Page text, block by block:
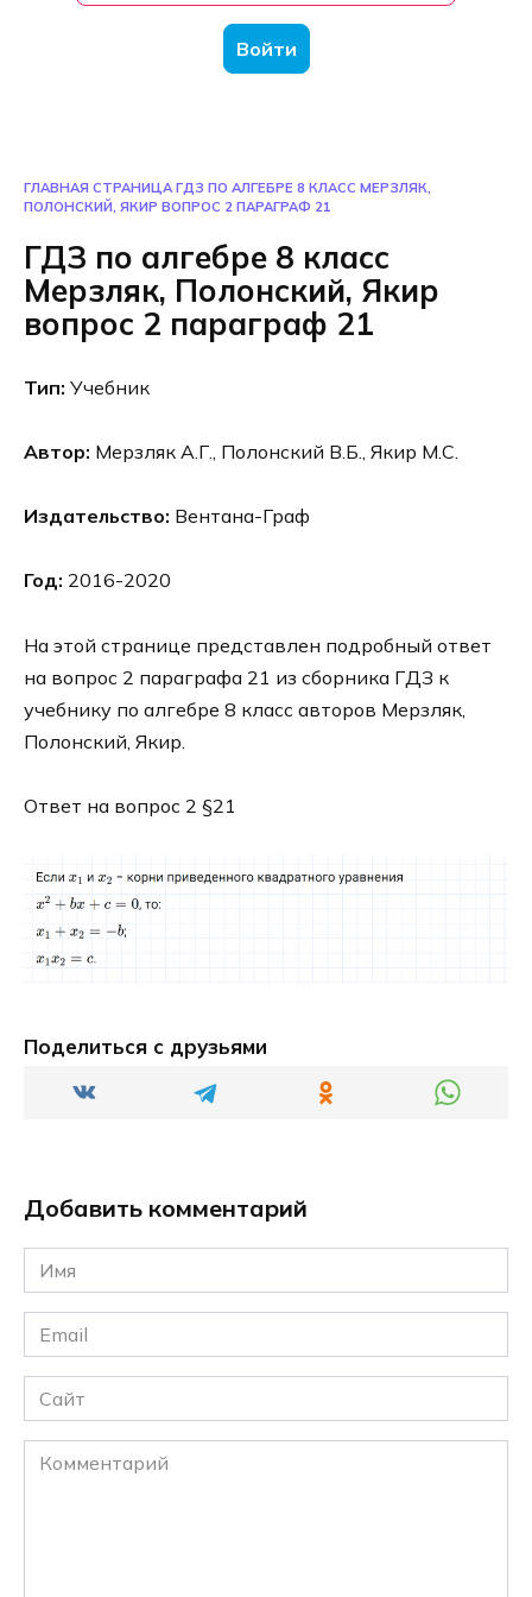
Войти
ГЛАВНАЯ СТРАНИЦА ГДЗ ПО АЛГЕБРЕ 8 КЛАСС МЕРЗЛЯК,
ПОЛОНСКИЙ, ЯКИР ВОПРОС 2 ПАРАГРАФ 21
ГДЗ по алгебре 8 класс
Мерзляк, Полонский, Якир
вопрос 2 параграф 21
Тип: Учебник
Автор: Мерзляк А.Г., Полонский В.Б., Якир М.С.
Издательство: Вентана-Граф
Год: 2016-2020
На этой странице представлен подробный ответ
на вопрос 2 параграфа 21 из сборника ГДЗ к
учебнику по алгебре 8 класс авторов Мерзляк,
Полонский, Якир.
Ответ на вопрос 2 §21
Поделиться с друзьями
Добавить комментарий
Имя
*
Email
*
Сайт
Комментарий